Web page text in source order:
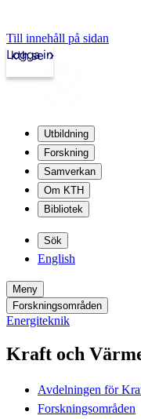
Till innehåll på sidan
kth.se
Logga in
Utbildning
Forskning
Samverkan
Om KTH
Bibliotek
Sök
English
Meny
Forskningsområden
Energiteknik
Kraft och
Avdelningen för
Forskningsområden